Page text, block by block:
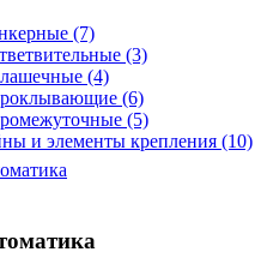
(7)
(3)
(4)
(6)
(5)
и элементы крепления (10)